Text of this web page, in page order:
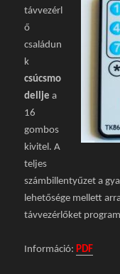
távvezérl
ő
családun
k
csúcsmo
dellje a
16
gombos
kivitel. A
teljes
számbillentyűzet a
lehetősége mellett
távvezérlőket
Információ: PDF